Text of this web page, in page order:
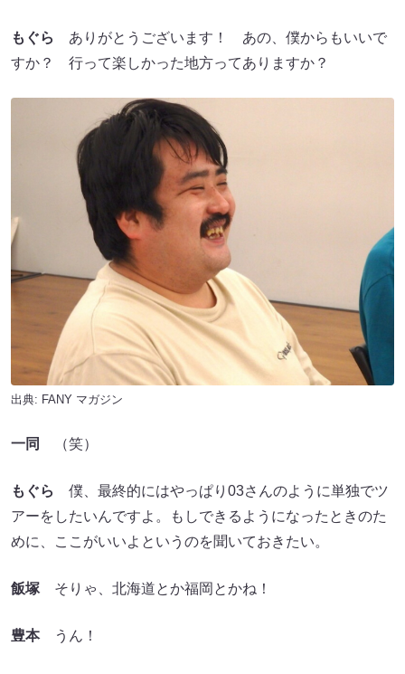
もぐら
ありがとうございます！ あの、僕からもいいで
すか？ 行って楽しかった地方ってありますか？
出典: FANY マガジン
一同 （笑）
もぐら
僕、最終的にはやっぱり03さんのように単独でツ
アーをしたいんですよ。もしできるようになったときのた
めに、ここがいいよというのを聞いておきたい。
飯塚 そりゃ、北海道とか福岡とかね！
豊本うん！